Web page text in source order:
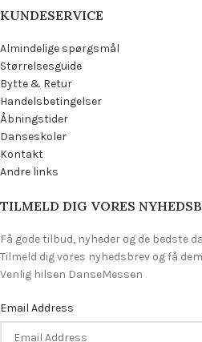
KUNDESERVICE
Almindelige spørgsmål
Størrelsesguide
Bytte & Retur
Handelsbetingelser
Åbningstider
Danseskoler
Kontakt
Andre links
TILMELD DIG VORES
Få gode tilbud, nyheder og de bedste
Tilmeld dig vores nyhedsbrev og få
Venlig hilsen DanseMessen
Email Address